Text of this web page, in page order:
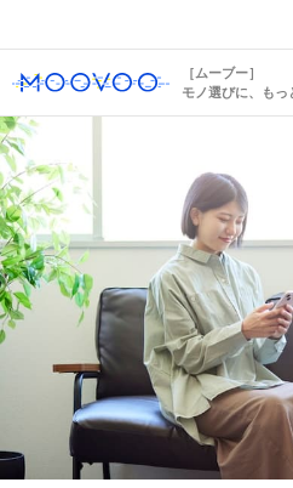
［ムーブー］
モノ選びに、もっ